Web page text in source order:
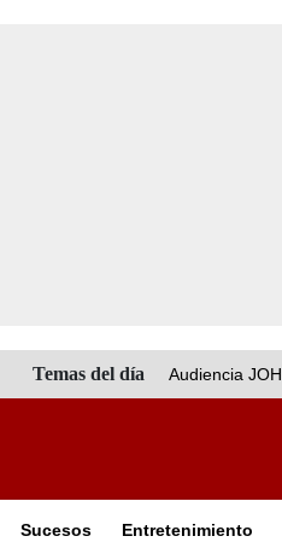
Audiencia JOH
Sucesos Entretenimiento